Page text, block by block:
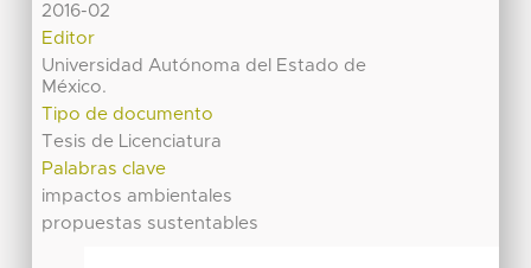
2016-02
Editor
Universidad Autónoma del Estado de
México.
Tipo de documento
Tesis de Licenciatura
Palabras clave
impactos ambientales
propuestas sustentables